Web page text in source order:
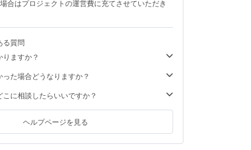
合はプロジェクトの運営費に充てさせていただき
る質問
ますか？
た場合どうなりますか？
に相談したらいいですか？
ヘルプページを見る